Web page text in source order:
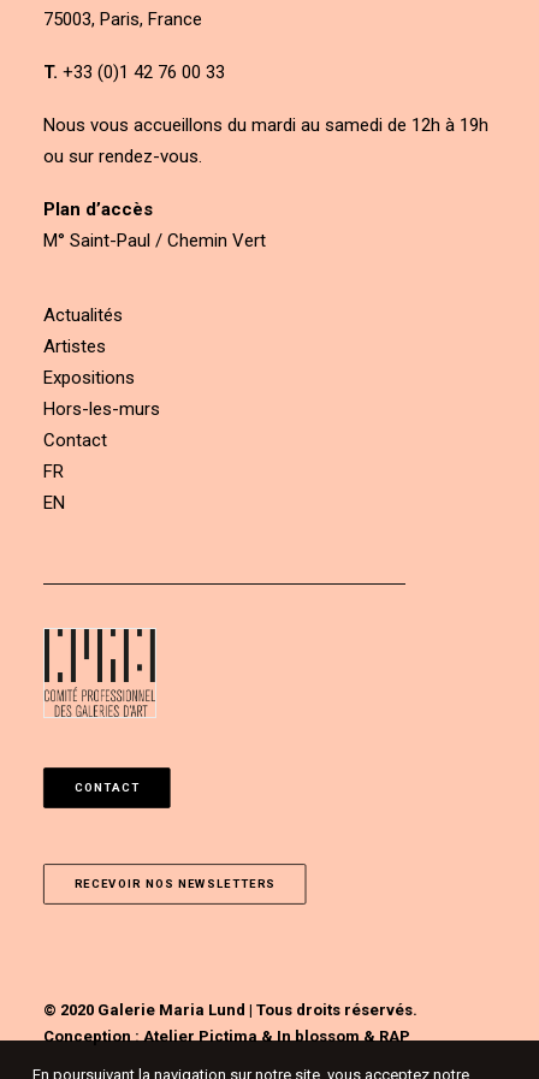
75003, Paris, France
T. +33 (0)1 42 76 00 33
Nous vous accueillons du mardi au samedi de 12h à 19h
ou sur rendez-vous.
Plan d’accès
M° Saint-Paul / Chemin Vert
Actualités
Artistes
Expositions
Hors-les-murs
Contact
FR
EN
CONTACT
RECEVOIR NOS NEWSLETTERS
© 2020 Galerie Maria Lund | Tous droits réservés.
Conception :Atelier Pictima&In blossom&RAP
En poursuivant la navigation sur notre site, vous acceptez notre